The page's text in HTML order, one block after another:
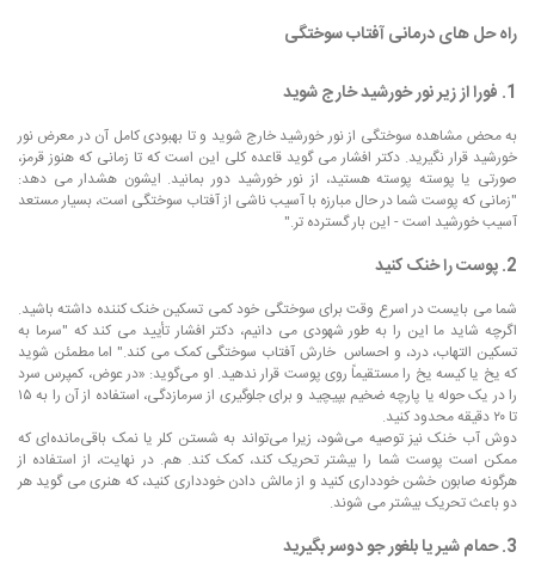
راه حل های درمانی آفتاب سوختگی
1. فورا از زیر نور خورشید خارج شوید
به محض مشاهده سوختگی از نور خورشید خارج شوید و تا بهبودی کامل آن در معرض نور
خورشید قرار نگیرید. دکتر افشار می گوید قاعده کلی این است که تا زمانی که هنوز قرمز،
صورتی یا پوسته پوسته هستید، از نور خورشید دور بمانید. ایشون هشدار می دهد:
"زمانی که پوست شما در حال مبارزه با آسیب ناشی از آفتاب سوختگی است، بسیار مستعد
آسیب خورشید است - این بار گسترده تر."
2. پوست را خنک کنید
شما می بایست در اسرع وقت برای سوختگی خود کمی تسکین خنک کننده داشته باشید.
اگرچه شاید ما این را به طور شهودی می دانیم، دکتر افشار تأیید می کند که "سرما به
تسکین التهاب، درد، و احساس خارش آفتاب سوختگی کمک می کند." اما مطمئن شوید
که یخ یا کیسه یخ را مستقیماً روی پوست قرار ندهید. او می‌گوید: «در عوض، کمپرس سرد
را در یک حوله یا پارچه ضخیم بپیچید و برای جلوگیری از سرمازدگی، استفاده از آن را به ۱۵
تا ۲۰ دقیقه محدود کنید.
دوش آب خنک نیز توصیه می‌شود، زیرا می‌تواند به شستن کلر یا نمک باقی‌مانده‌ای که
ممکن است پوست شما را بیشتر تحریک کند، کمک کند. هم. در نهایت، از استفاده از
هرگونه صابون خشن خودداری کنید و از مالش دادن خودداری کنید، که هنری می گوید هر
دو باعث تحریک بیشتر می شوند.
3. حمام شیر یا بلغور جو دوسر بگیرید